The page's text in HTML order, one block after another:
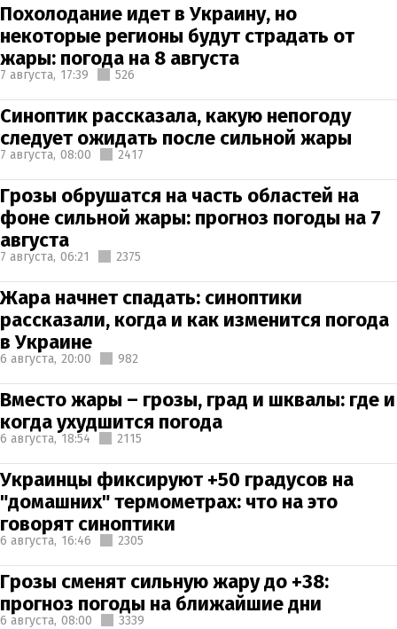
Похолодание идет в Украину, но
некоторые регионы будут страдать от
жары: погода на 8 августа
7 августа, 17:39 526
Синоптик рассказала, какую непогоду
следует ожидать после сильной жары
7 августа, 08:00 2417
Грозы обрушатся на часть областей на
фоне сильной жары: прогноз погоды на 7
августа
7 августа, 06:21 2375
Жара начнет спадать: синоптики
рассказали, когда и как изменится погода
в Украине
6 августа, 20:00 982
Вместо жары – грозы, град и шквалы: где и
когда ухудшится погода
6 августа, 18:54 2115
Украинцы фиксируют +50 градусов на
"домашних" термометрах: что на это
говорят синоптики
6 августа, 16:46 2305
Грозы сменят сильную жару до +38:
прогноз погоды на ближайшие дни
6 августа, 08:00 3339